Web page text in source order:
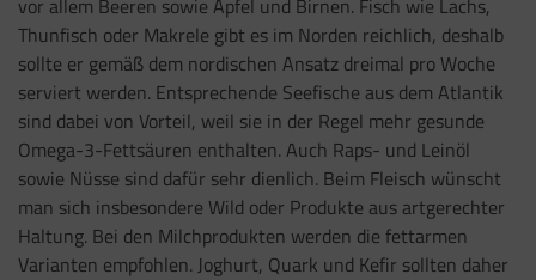
vor allem Beeren sowie Äpfel und Birnen. Fisch wie Lachs,
Thunfisch oder Makrele gibt es im Norden reichlich, deshalb
sollte er gemäß dem nordischen Ansatz dreimal pro Woche
serviert werden. Entsprechende Seefische aus dem Atlantik
sind dabei von Vorteil, weil sie in der Regel mehr gesunde
Omega-3-Fettsäuren enthalten. Auch Raps- und Leinöl
sowie Nüsse sind dafür sehr dienlich. Beim Fleisch wünscht
man sich insbesondere Wild oder Produkte aus artgerechter
Haltung. Bei den Milchprodukten werden die fettarmen
Varianten empfohlen. Joghurt, Quark und Kefir sollten daher